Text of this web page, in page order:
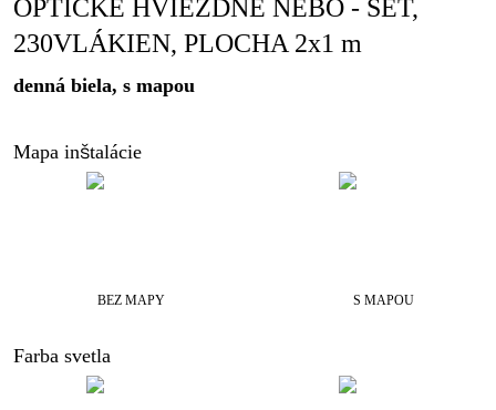
OPTICKÉ HVIEZDNE NEBO - SET,
230VLÁKIEN, PLOCHA 2x1 m
denná biela, s mapou
Mapa inštalácie
BEZ MAPY S MAPOU
Farba svetla